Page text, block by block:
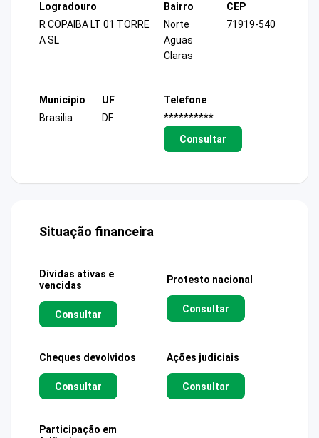
Logradouro
R COPAIBA LT 01 TORRE
A SL
Bairro
Norte
Aguas
Claras
CEP
71919-540
Município
Brasilia
UF
DF
Telefone
**********
Consultar
Situação financeira
Dívidas ativas e
vencidas
Consultar
Protesto nacional
Consultar
Cheques devolvidos
Consultar
Ações judiciais
Consultar
Participação em